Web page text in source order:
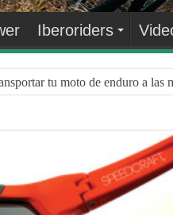
Iberoriders
tu moto de enduro a las